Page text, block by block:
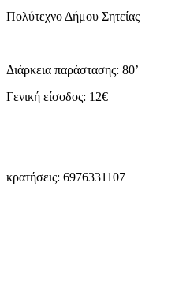
Πολύτεχνο Δήμου Σητείας
Διάρκεια παράστασης: 80’
Γενική είσοδος: 12€
κρατήσεις: 6976331107